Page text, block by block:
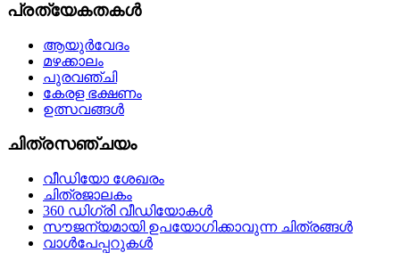
പ്രത്യേകതകള്‍
ആയുര്‍വേദം
മഴക്കാലം
പുരവഞ്ചി
കേരള ഭക്ഷണം
ഉത്സവങ്ങള്‍
ചിത്രസഞ്ചയം
വീഡിയോ ശേഖരം
ചിത്രജാലകം
360 ഡിഗ്രി വീഡിയോകള്‍
സൗജന്യമായി ഉപയോഗിക്കാവുന്ന ചിത്രങ്ങള്‍
വാള്‍പേപ്പറുകള്‍